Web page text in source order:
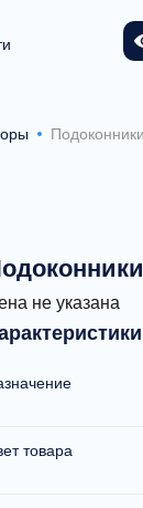
не указана
товара